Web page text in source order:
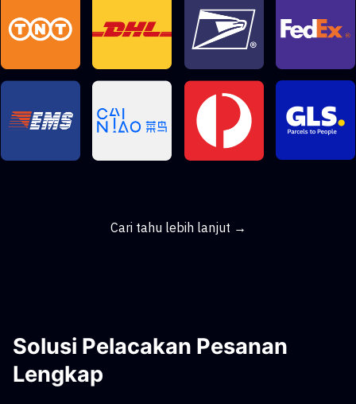
Cari tahu lebih lanjut →
Solusi Pelacakan Pesanan
Lengkap